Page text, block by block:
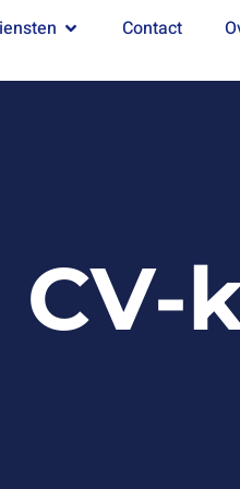
Contact
CV-